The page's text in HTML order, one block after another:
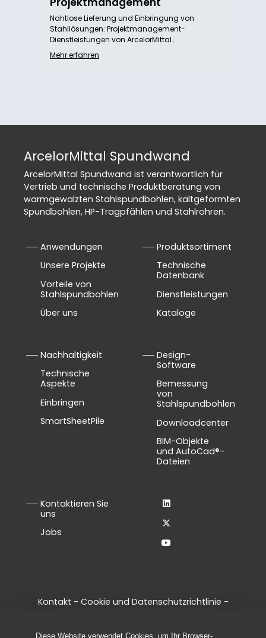
Nahtlose Lieferung und Einbringung von
Stahllösungen: Projektmanagement-
Dienstleistungen von ArcelorMittal…
Mehr erfahren
ArcelorMittal Spundwand
ArcelorMittal Spundwand ist verantwortlich für
Vertrieb und technische Produktberatung von
warmgewalzten Stahlspundbohlen, kaltgeformten
Spundbohlen, HP-Tragpfählen und Stahlrohren.
Anwendungen
Unsere Projekte
Vorteile von
Stahlspundbohlen
Über uns
Produktsortiment
Technische
Datenbank
Dienstleistungen
Kataloge
Nachhaltigkeit
Technische
Aspekte
Einbringen
SmartSheetPile
Design-
Software
Bemessung
von
Stahlspundbohlen
Downloadcenter
BIM-Objekte
und AutoCad®-
Dateien
Kontaktieren Sie
uns
Jobs
Kontakt - Cookie und Datenschutzrichtlinie -
Diese Website verwendet Cookies, um Ihr Browser-